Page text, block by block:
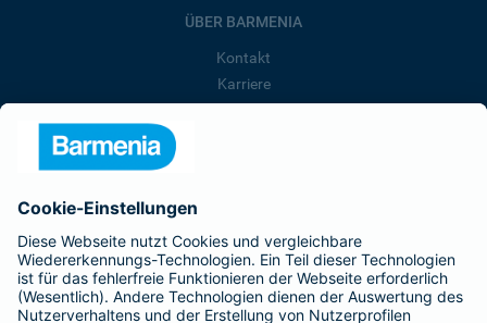
ÜBER BARMENIA
Kontakt
Karriere
Barmenia ist Teil der BarmeniaGothaer
BELIEBTE SEITEN
Kranken-Zusatzversicherung